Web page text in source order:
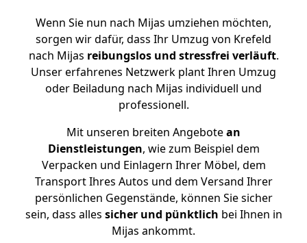
Wenn Sie nun nach Mijas umziehen möchten,
sorgen wir dafür, dass Ihr Umzug von Krefeld
nach Mijas reibungslos und stressfrei verläuft.
Unser erfahrenes Netzwerk plant Ihren Umzug
oder Beiladung nach Mijas individuell und
professionell.
Mit unseren breiten Angebotean
Dienstleistungen, wie zum Beispiel dem
Verpacken und Einlagern Ihrer Möbel, dem
Transport Ihres Autos und dem Versand Ihrer
persönlichen Gegenstände, können Sie sicher
sein, dass alles sicher und pünktlich bei Ihnen in
Mijas ankommt.